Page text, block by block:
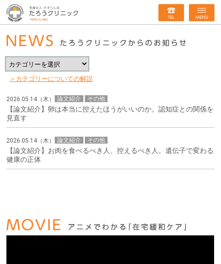
＞カテゴリーについての解説
2026.05.14（木） 論文紹介 その他
【論文紹介】卵は本当に控えたほうがいいのか。認知症との関係を
見直す
2026.05.14（木） 論文紹介 その他
【論文紹介】お肉を食べるべき人、控えるべき人。遺伝子で変わる
健康の正体